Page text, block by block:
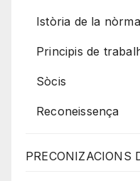
Istòria de la
Principis de
Sòcis
Reconeissença
PRECONIZACIONS